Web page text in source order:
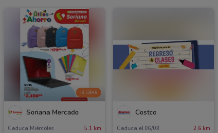
-3 DÍAS
Soriana Mercado
Caduca Miércoles 5.1 km
Costco
Caduca el 06/09 2.6 km